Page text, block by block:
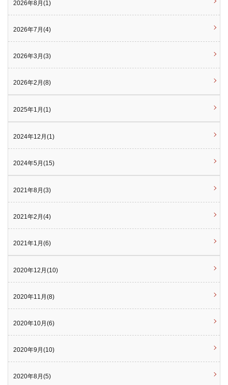
2026年8月(1)
2026年7月(4)
2026年3月(3)
2026年2月(8)
2025年1月(1)
2024年12月(1)
2024年5月(15)
2021年8月(3)
2021年2月(4)
2021年1月(6)
2020年12月(10)
2020年11月(8)
2020年10月(6)
2020年9月(10)
2020年8月(5)